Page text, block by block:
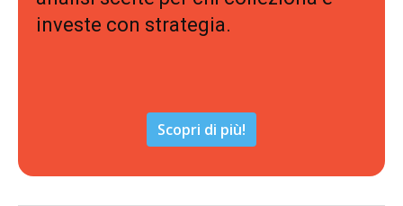
investe con strategia.
Scopri di più!